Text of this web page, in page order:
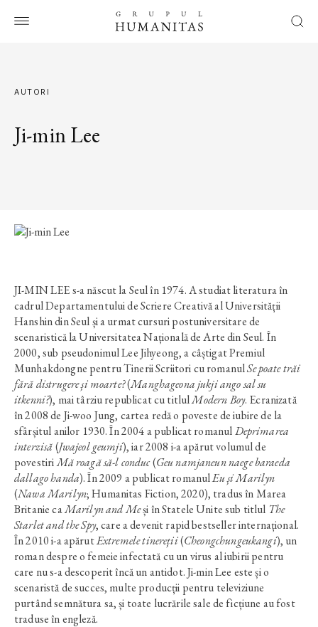
AUTORI
Ji-min Lee
JI-MIN LEE s-a născut la Seul în 1974. A studiat literatura în
cadrul Departamentului de Scriere Creativă al Universității
Hanshin din Seul și a urmat cursuri postuniversitare de
scenaristică la Universitatea Națională de Arte din Seul. În
2000, sub pseudonimul Lee Jihyeong, a câștigat Premiul
Munhakdongne pentru Tinerii Scriitori cu romanulSe poate trăi
fără distrugere și moarte?(Manghageona jukji ango sal su
itkenni?), mai târziu republicat cu titlulModern Boy. Ecranizată
în 2008 de Ji-woo Jung, cartea redă o poveste de iubire de la
sfârșitul anilor 1930. În 2004 a publicat romanulDeprimarea
interzisă(Jwajeol geumji), iar 2008 i-a apărut volumul de
povestiriMă roagă să-l conduc(Geu namjaneun naege baraeda
dallago handa). În 2009 a publicat romanulEu și Marilyn
(Nawa Marilyn; Humanitas Fiction, 2020), tradus în Marea
Britanie caMarilyn and Meși în Statele Unite sub titlul The
Starlet and the Spy, care a devenit rapid bestseller internațional.
În 2010 i-a apărutExtremele tinereții(Cheongchungeukangi), un
roman despre o femeie infectată cu un virus al iubirii pentru
care nu s-a descoperit încă un antidot. Ji-min Lee este și o
scenaristă de succes, multe producții pentru televiziune
purtând semnătura sa, și toate lucrările sale de ficțiune au fost
traduse în engleză.